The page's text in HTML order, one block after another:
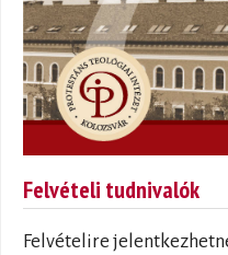
Felvételi tudnivalók
Felvételire